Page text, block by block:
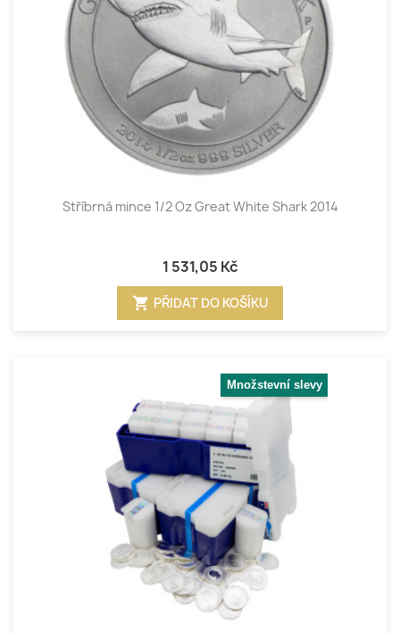
Stříbrná mince 1/2 Oz Great White Shark 2014
1 531,05 Kč
shopping_cart PŘIDAT DO KOŠÍKU
Množstevní slevy